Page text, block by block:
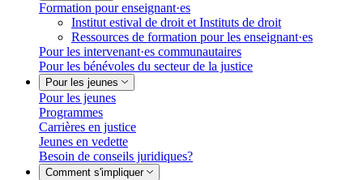
Formation pour enseignant·es
Institut estival de droit et Instituts de droit
Ressources de formation pour les enseignant·es
Pour les intervenant·es communautaires
Pour les bénévoles du secteur de la justice
Pour les jeunes
Pour les jeunes
Programmes
Carrières en justice
Jeunes en vedette
Besoin de conseils juridiques?
Comment s'impliquer